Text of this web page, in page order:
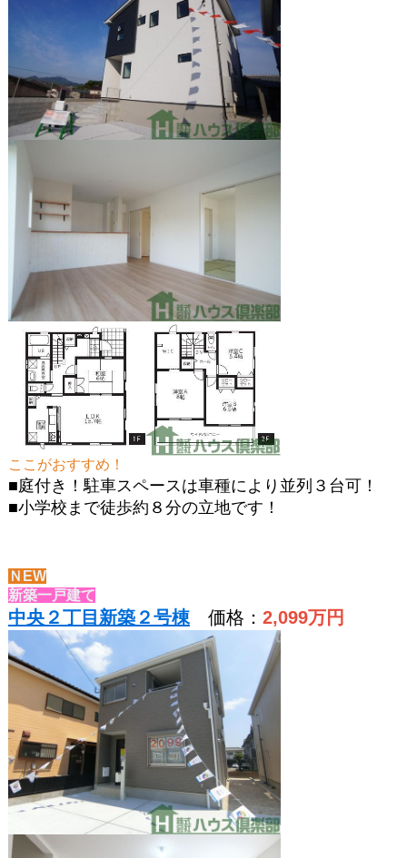
ここがおすすめ！
■庭付き！駐車スペースは車種により並列３台可！
■小学校まで徒歩約８分の立地です！
ＮEW
新築一戸建て
中央２丁目新築２号棟 価格： 2,099万円